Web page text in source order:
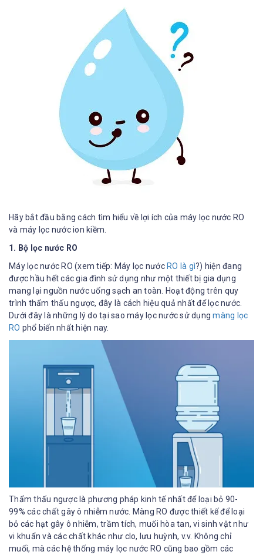
Hãy bắt đầu bằng cách tìm hiểu về lợi ích của máy lọc nước RO
và máy lọc nước ion kiềm.
1. Bộ lọc nước RO
Máy lọc nước RO (xem tiếp: Máy lọc nước RO là gì?) hiện đang
được hầu hết các gia đình sử dụng như một thiết bị gia dụng
mang lại nguồn nước uống sạch an toàn. Hoạt động trên quy
trình thẩm thấu ngược, đây là cách hiệu quả nhất để lọc nước.
Dưới đây là những lý do tại sao máy lọc nước sử dụngmàng lọc
RO phổ biến nhất hiện nay.
Thẩm thấu ngược là phương pháp kinh tế nhất để loại bỏ 90-
99% các chất gây ô nhiễm nước. Màng RO được thiết kế để loại
bỏ các hạt gây ô nhiễm, trầm tích, muối hòa tan, vi sinh vật như
vi khuẩn và các chất khác như clo, lưu huỳnh, v.v. Không chỉ
muối, mà các hệ thống máy lọc nước RO cũng bao gồm các